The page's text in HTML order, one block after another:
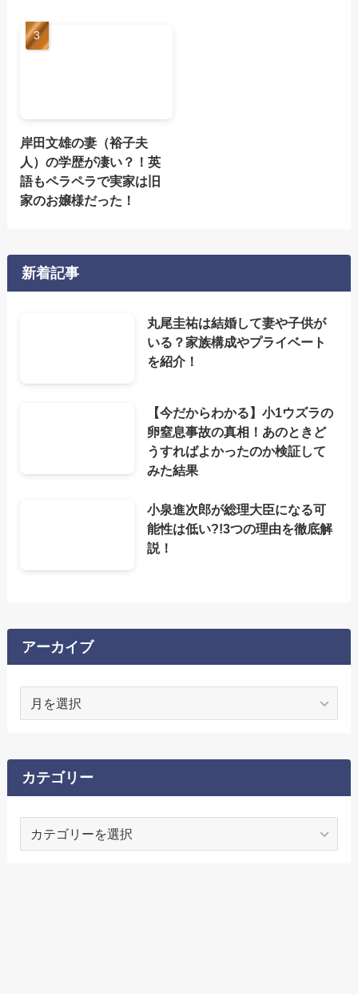
岸田文雄の妻（裕子夫
人）の学歴が凄い？！英
語もペラペラで実家は旧
家のお嬢様だった！
新着記事
丸尾圭祐は結婚して妻や子供が
いる？家族構成やプライベート
を紹介！
【今だからわかる】小1ウズラの
卵窒息事故の真相！あのときど
うすればよかったのか検証して
みた結果
小泉進次郎が総理大臣になる可
能性は低い?!3つの理由を徹底解
説！
アーカイブ
ブ
カテゴリー